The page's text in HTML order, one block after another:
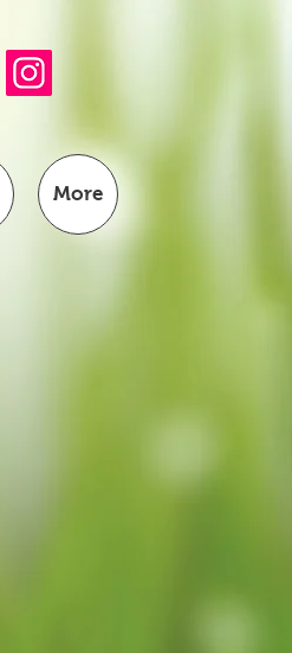
More